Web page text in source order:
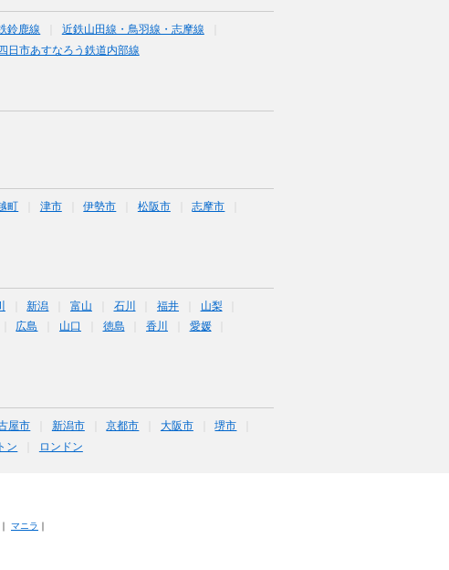
鈴鹿線
近鉄山田線・鳥羽線・志摩線
四日市あすなろう鉄道内部線
町 津市 伊勢市 松阪市
志摩市
新潟 富山 石川 福井
山梨
広島 山口 徳島 香川
愛媛
屋市 新潟市 京都市 大阪市
堺市
ン ロンドン
｜ マニラ ｜